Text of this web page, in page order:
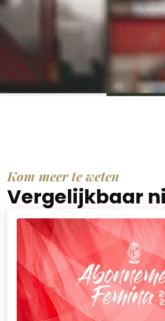
Kom meer te weten
Vergelijkbaar